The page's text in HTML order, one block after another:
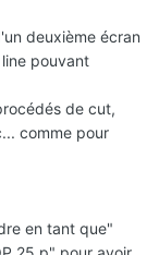
deuxième écran
pouvant
de cut,
comme pour
en tant que"